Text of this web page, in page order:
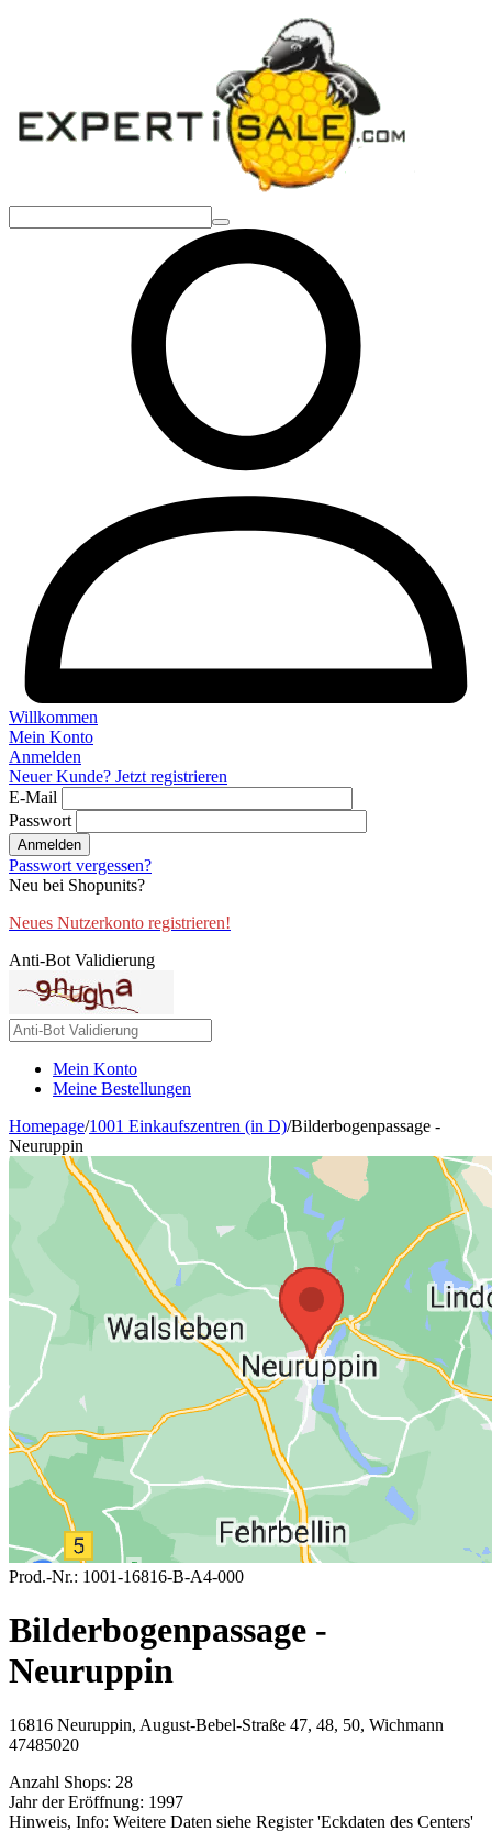
Willkommen
Mein Konto
Anmelden
Neuer Kunde? Jetzt registrieren
E-Mail
Passwort
Anmelden
Passwort vergessen?
Neu bei Shopunits?
Neues Nutzerkonto registrieren!
Anti-Bot Validierung
Mein Konto
Meine Bestellungen
Homepage/1001 Einkaufszentren (in D)/Bilderbogenpassage -
Neuruppin
Prod.-Nr.: 1001-16816-B-A4-000
Bilderbogenpassage -
Neuruppin
16816 Neuruppin, August-Bebel-Straße 47, 48, 50, Wichmann
47485020
Anzahl Shops: 28
Jahr der Eröffnung: 1997
Hinweis, Info: Weitere Daten siehe Register 'Eckdaten des Centers'